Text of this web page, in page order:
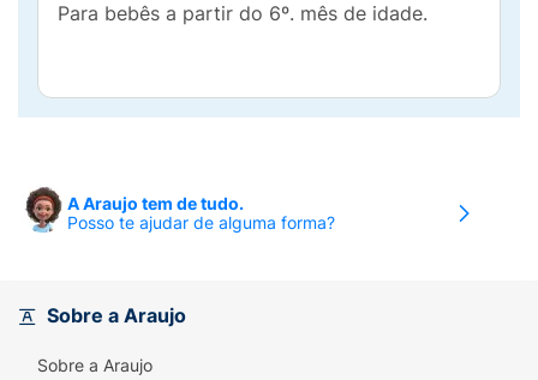
Para bebês a partir do 6º. mês de idade.
A Araujo tem de tudo.
Posso te ajudar de alguma forma?
Sobre a Araujo
Sobre a Araujo